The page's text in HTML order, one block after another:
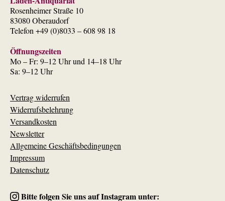
Rosenheimer Straße 10
83080 Oberaudorf
Telefon +49 (0)8033 – 608 98 18
Öffnungszeiten
Mo – Fr: 9–12 Uhr und 14–18 Uhr
Sa: 9–12 Uhr
Vertrag widerrufen
Widerrufsbelehrung
Versandkosten
Newsletter
Allgemeine Geschäftsbedingungen
Impressum
Datenschutz
Bitte folgen Sie uns auf Instagram unter: